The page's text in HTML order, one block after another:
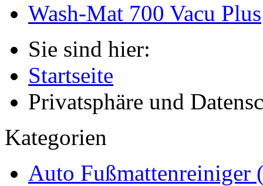
Wash-Mat 700 Vacu Plus
Sie sind hier:
Startseite
Privatsphäre und
Kategorien
Auto Fußmattenreiniger